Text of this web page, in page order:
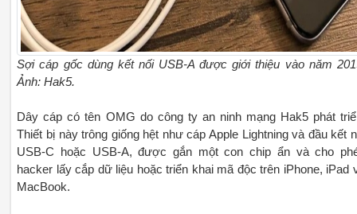
Sợi cáp gốc dùng kết nối USB-A được giới thiệu vào năm
Ảnh: Hak5.
Dây cáp có tên OMG do công ty an ninh mạng Hak5 phát
Thiết bị này trông giống hệt như cáp Apple Lightning và đầu kết
USB-C hoặc USB-A, được gắn một con chip ẩn và cho
hacker lấy cắp dữ liệu hoặc triển khai mã độc trên iPhone, iPad
MacBook.